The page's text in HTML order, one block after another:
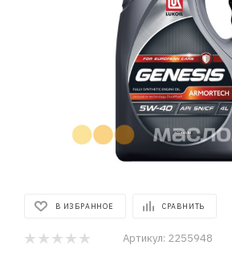
В ИЗБРАННОЕ СРАВНИТЬ
Артикул: 2255948